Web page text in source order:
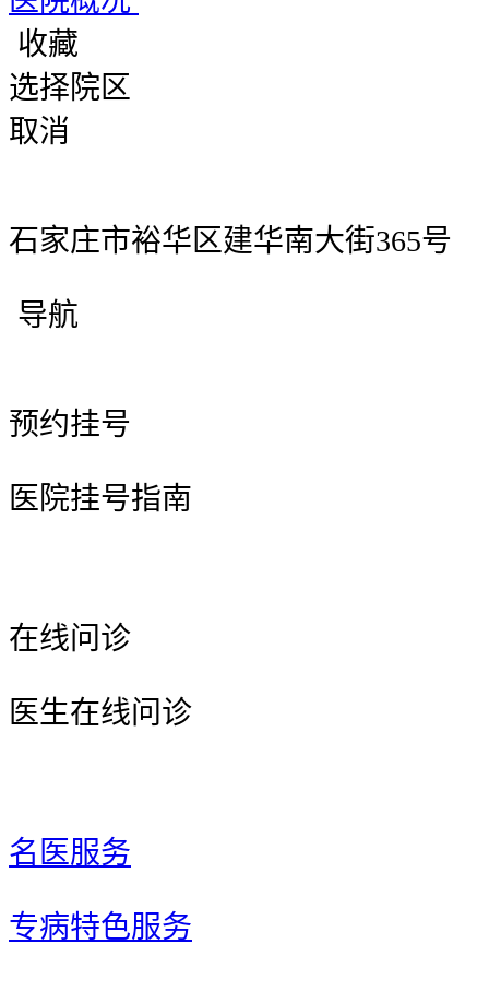
收藏
选择院区
取消
石家庄市裕华区建华南大街365号
导航
预约挂号
医院挂号指南
在线问诊
医生在线问诊
名医服务
专病特色服务